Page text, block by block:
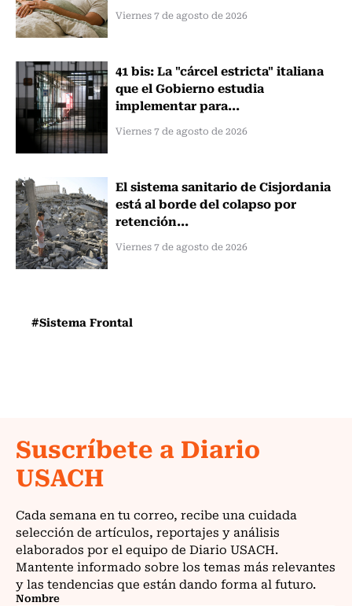
Viernes 7 de agosto de 2026
41 bis: La "cárcel estricta" italiana
que el Gobierno estudia
implementar para...
Viernes 7 de agosto de 2026
El sistema sanitario de Cisjordania
está al borde del colapso por
retención...
Viernes 7 de agosto de 2026
#Sistema Frontal